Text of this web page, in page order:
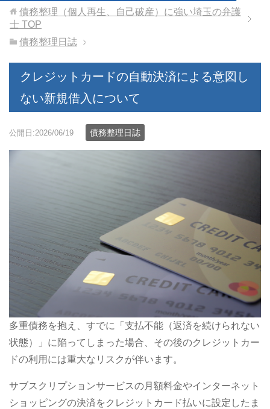
債務整理（個人再生、自己破産）に強い埼玉の弁護
士 TOP
債務整理日誌
クレジットカードの自動決済による意図し
ない新規借入について
公開日:2026/06/19 債務整理日誌
多重債務を抱え、すでに「支払不能（返済を続けられない
状態）」に陥ってしまった場合、その後のクレジットカー
ドの利用には重大なリスクが伴います。
サブスクリプションサービスの月額料金やインターネット
ショッピングの決済をクレジットカード払いに設定したま